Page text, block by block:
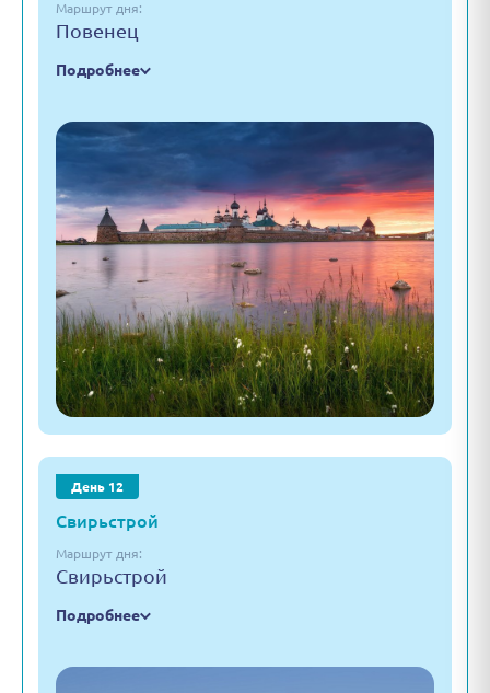
Маршрут дня:
Повенец
Подробнее
День 12
Свирьстрой
Маршрут дня:
Свирьстрой
Подробнее